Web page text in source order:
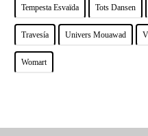
Tempesta Esvaïda Tots Dansen
Travesía Univers Mouawad
Womart